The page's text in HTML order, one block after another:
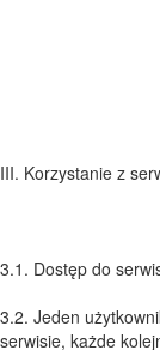
III. Korzystanie z
3.1. Dostęp do
3.2. Jeden
serwisie, każde